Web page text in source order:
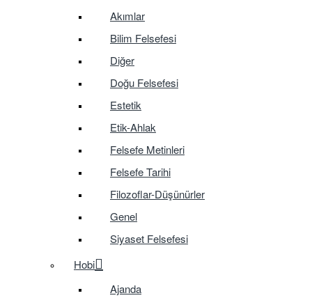
Akımlar
Bilim Felsefesi
Diğer
Doğu Felsefesi
Estetik
Etik-Ahlak
Felsefe Metinleri
Felsefe Tarihi
Filozoflar-Düşünürler
Genel
Siyaset Felsefesi
Hobi
Ajanda